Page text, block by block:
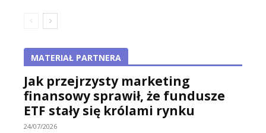
MATERIAŁ PARTNERA
Jak przejrzysty marketing
finansowy sprawił, że fundusze
ETF stały się królami rynku
24/07/2026